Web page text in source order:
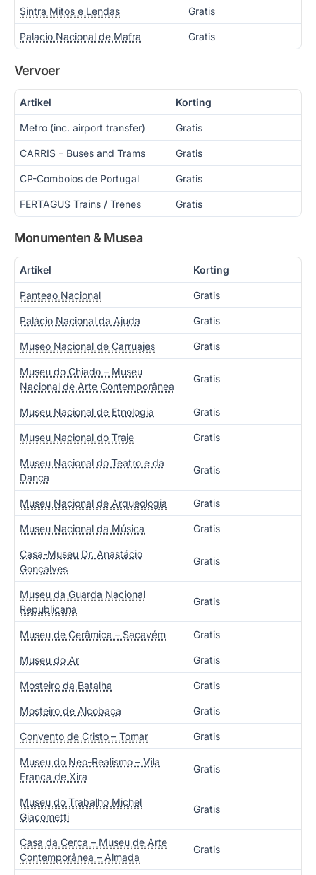
Sintra Mitos e Lendas Gratis
Palacio Nacional de Mafra Gratis
Vervoer
Artikel Korting
Metro (inc. airport transfer) Gratis
CARRIS – Buses and Trams Gratis
CP-Comboios de Portugal Gratis
FERTAGUS Trains / Trenes Gratis
Monumenten & Musea
Artikel Korting
Panteao Nacional Gratis
Palácio Nacional da Ajuda Gratis
Museo Nacional de Carruajes Gratis
Museu do Chiado – Museu
Nacional de Arte Contemporânea
Gratis
Museu Nacional de Etnologia Gratis
Museu Nacional do Traje Gratis
Museu Nacional do Teatro e da
Dança
Gratis
Museu Nacional de Arqueologia Gratis
Museu Nacional da Música Gratis
Casa-Museu Dr. Anastácio
Gonçalves
Gratis
Museu da Guarda Nacional
Republicana
Gratis
Museu de Cerâmica – Sacavém Gratis
Museu do Ar Gratis
Mosteiro da Batalha Gratis
Mosteiro de Alcobaça Gratis
Convento de Cristo – Tomar Gratis
Museu do Neo-Realismo – Vila
Franca de Xira
Gratis
Museu do Trabalho Michel
Giacometti
Gratis
Casa da Cerca – Museu de Arte
Contemporânea – Almada
Gratis